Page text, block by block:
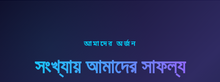
আমাদের অর্জন
সংখ্যায় আমাদের সাফল্য